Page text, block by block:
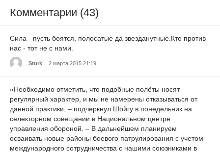
Комментарии (43)
Сила - пусть боятся, полосатые да звезданутные.Кто против
нас - тот не с нами.
Sturk 2 марта 2015 21:19
«Необходимо отметить, что подобные полёты носят
регулярный характер, и мы не намерены отказываться от
данной практики, – подчеркнул Шойгу в понедельник на
селекторном совещании в Национальном центре
управления обороной. – В дальнейшем планируем
осваивать новые районы боевого патрулирования с учетом
международного сотрудничества с нашими союзниками в